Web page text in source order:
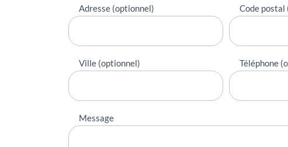
Adresse (optionnel) Code
Ville (optionnel) Téléphone
Message